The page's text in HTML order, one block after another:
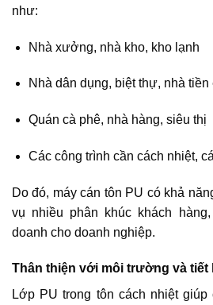
như:
Nhà xưởng, nhà kho, kho lạnh
Nhà dân dụng, biệt thự, nhà tiền
Quán cà phê, nhà hàng, siêu thị
Các công trình cần cách nhiệt,
Do đó, máy cán tôn PU có khả
vụ nhiều phân khúc khách
doanh cho doanh nghiệp.
Thân thiện với môi trường và tiết
Lớp PU trong tôn cách nhiệt